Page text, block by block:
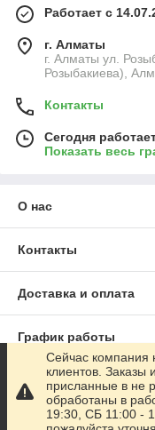
Работает с
г. Алматы
г. Алматы ул.
Розыбакиева),
Контакты
Сегодня
Показать весь
О нас
Контакты
Доставка и оплата
График работы
Полная версия сайта
Сайт создан на
Сейчас компания
клиентов. Заказы
присланные в не
обработаны в
19:30, СБ 11:00 -